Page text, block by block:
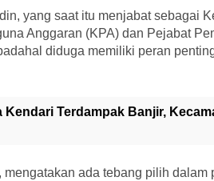
yang saat itu menjabat sebagai
Anggaran (KPA) dan Pejabat
diduga memiliki peran
Kendari Terdampak Banjir,
ada tebang pilih dalam